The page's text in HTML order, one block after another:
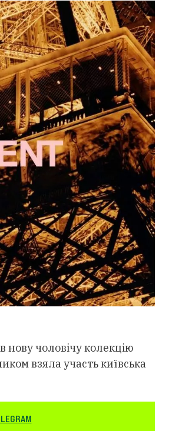
чоловічу колекцію
взяла участь київська